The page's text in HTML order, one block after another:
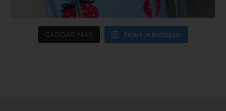
CARGAR MÁS Seguir en Instagram